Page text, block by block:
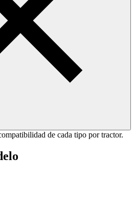
de cada tipo por tractor.